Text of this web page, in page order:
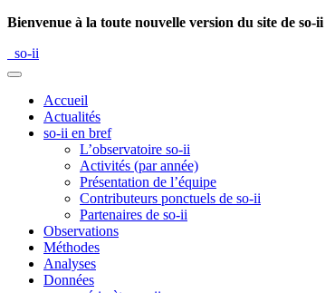
Bienvenue à la toute nouvelle version du site de so-ii
so-ii
Accueil
Actualités
so-ii en bref
L’observatoire so-ii
Activités (par année)
Présentation de l’équipe
Contributeurs ponctuels de so-ii
Partenaires de so-ii
Observations
Méthodes
Analyses
Données